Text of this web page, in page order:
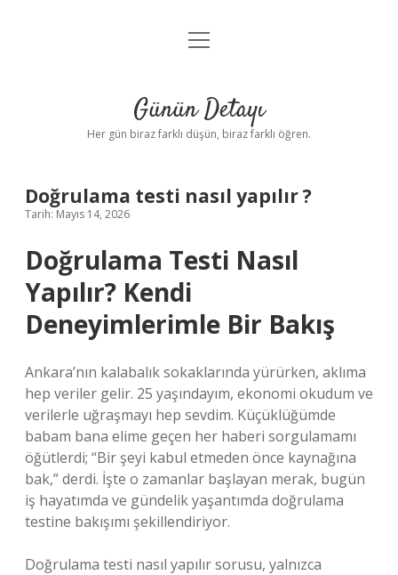
Anasayfa
Yasal Uyarı
menüyü
Günün Detayı
Her gün biraz farklı düşün, biraz farklı öğren.
Doğrulama testi nasıl yapılır ?
Tarih: Mayıs 14, 2026
Doğrulama Testi Nasıl
Yapılır? Kendi
Deneyimlerimle Bir Bakış
Ankara’nın kalabalık sokaklarında yürürken, aklıma
hep veriler gelir. 25 yaşındayım, ekonomi okudum ve
verilerle uğraşmayı hep sevdim. Küçüklüğümde
babam bana elime geçen her haberi sorgulamamı
öğütlerdi; “Bir şeyi kabul etmeden önce kaynağına
bak,” derdi. İşte o zamanlar başlayan merak, bugün
iş hayatımda ve gündelik yaşantımda doğrulama
testine bakışımı şekillendiriyor.
Doğrulama testi nasıl yapılır sorusu, yalnızca